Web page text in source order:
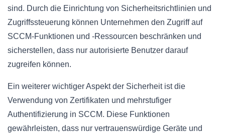
sind. Durch die Einrichtung von Sicherheitsrichtlinien und
Zugriffssteuerung können Unternehmen den Zugriff auf
SCCM-Funktionen und -Ressourcen beschränken und
sicherstellen, dass nur autorisierte Benutzer darauf
zugreifen können.
Ein weiterer wichtiger Aspekt der Sicherheit ist die
Verwendung von Zertifikaten und mehrstufiger
Authentifizierung in SCCM. Diese Funktionen
gewährleisten, dass nur vertrauenswürdige Geräte und